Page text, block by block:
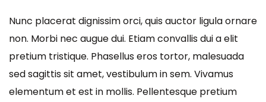
Nunc placerat dignissim orci, quis auctor ligula ornare
non. Morbi nec augue dui. Etiam convallis dui a elit
pretium tristique. Phasellus eros tortor, malesuada
sed sagittis sit amet, vestibulum in sem. Vivamus
elementum et est in mollis. Pellentesque pretium